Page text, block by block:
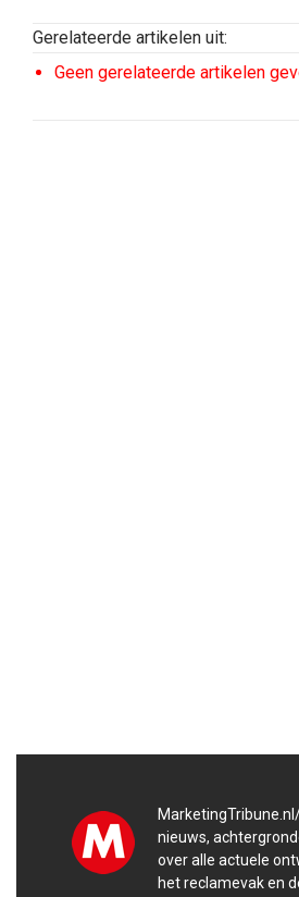
Gerelateerde artikelen uit:
Geen gerelateerde artikelen
nieuws,
over alle actuele
het reclamevak en